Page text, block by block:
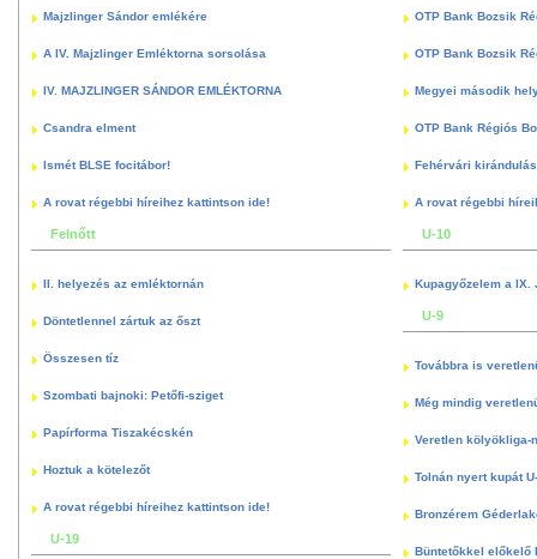
Majzlinger Sándor emlékére
A IV. Majzlinger Emléktorna sorsolása
IV. MAJZLINGER SÁNDOR EMLÉKTORNA
Csandra elment
Ismét BLSE focitábor!
A rovat régebbi híreihez kattintson ide!
Felnőtt
II. helyezés az emléktornán
Döntetlennel zártuk az őszt
Összesen tíz
Szombati bajnoki: Petőfi-sziget
Papírforma Tiszakécskén
Hoztuk a kötelezőt
A rovat régebbi híreihez kattintson ide!
U-19
OTP Bank Bozsik
OTP Bank Bozsik
Megyei második
OTP Bank Régiós
Fehérvári kirándulás
A rovat régebbi
U-10
Kupagyőzelem a
U-9
Továbbra is
Még mindig
Veretlen kölyökliga-
Tolnán nyert kupát
Bronzérem
Büntetőkkel előkelő